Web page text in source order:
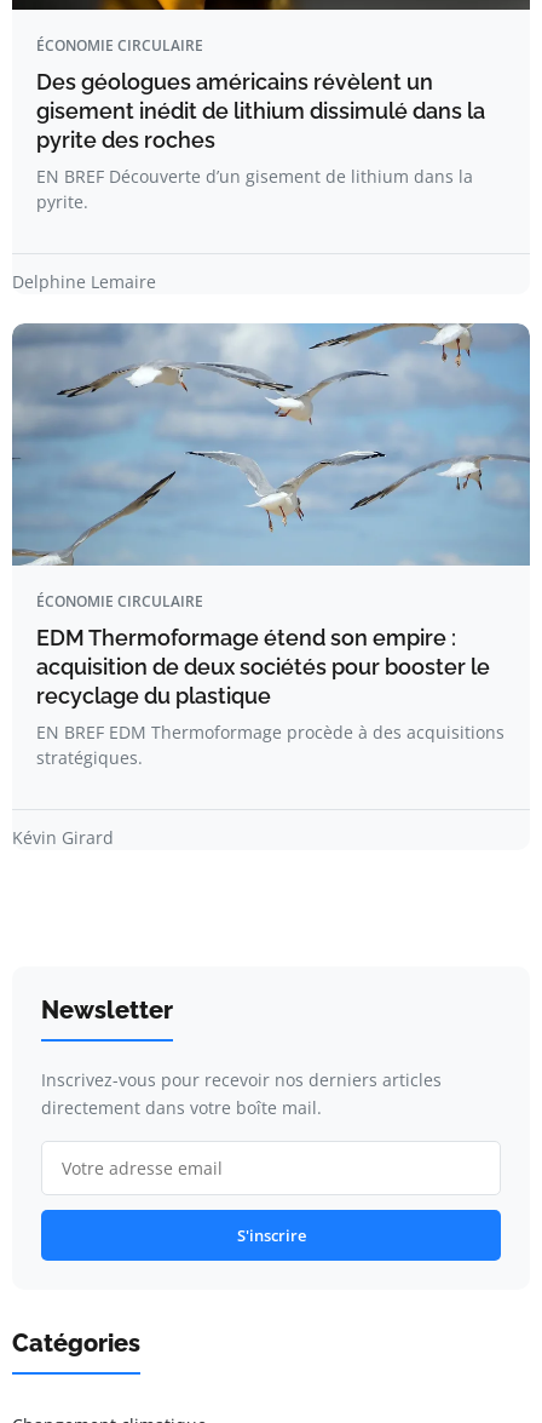
ÉCONOMIE CIRCULAIRE
Des géologues américains révèlent un
gisement inédit de lithium dissimulé dans la
pyrite des roches
EN BREF Découverte d’un gisement de lithium dans la
pyrite.
Delphine Lemaire
ÉCONOMIE CIRCULAIRE
EDM Thermoformage étend son empire :
acquisition de deux sociétés pour booster le
recyclage du plastique
EN BREF EDM Thermoformage procède à des acquisitions
stratégiques.
Kévin Girard
Newsletter
Inscrivez-vous pour recevoir nos derniers articles
directement dans votre boîte mail.
S'inscrire
Catégories